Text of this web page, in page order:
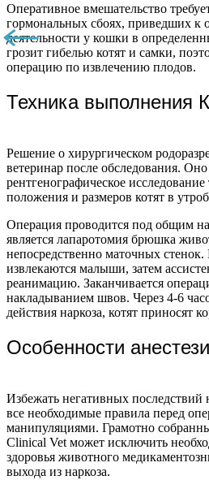
Оперативное вмешательство
гормональных сбоях, приведших к
деятельности у кошки в
грозит гибелью котят и самки,
операцию по извлечению плодов.
Техника выполнения
Решение о хирургическом
ветеринар после обследования.
рентгенографическое
положения и размеров котят в
Операция проводится под общим
является лапаротомия брюшка
непосредственно маточных
извлекаются малыши, затем
реанимацию. Заканчивается
накладыванием швов. Через 4-6
действия наркоза, котят приносят
Особенности
Избежать негативных последствий
все необходимые правила перед
манипуляциями. Грамотно
Clinical Vet может исключить
здоровья животного
выхода из наркоза.